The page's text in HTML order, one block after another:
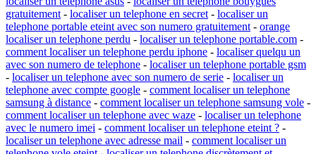
gratuitement - localiser un telephone en secret - localiser un
telephone portable eteint avec son numero gratuitement - orange
localiser un telephone perdu - localiser un telephone portable.com -
comment localiser un telephone perdu iphone - localiser quelqu un
avec son numero de telephone - localiser un telephone portable gsm
- localiser un telephone avec son numero de serie - localiser un
telephone avec compte google - comment localiser un telephone
samsung à distance - comment localiser un telephone samsung vole -
comment localiser un telephone avec waze - localiser un telephone
avec le numero imei - comment localiser un telephone eteint ? -
localiser un telephone avec adresse mail - comment localiser un